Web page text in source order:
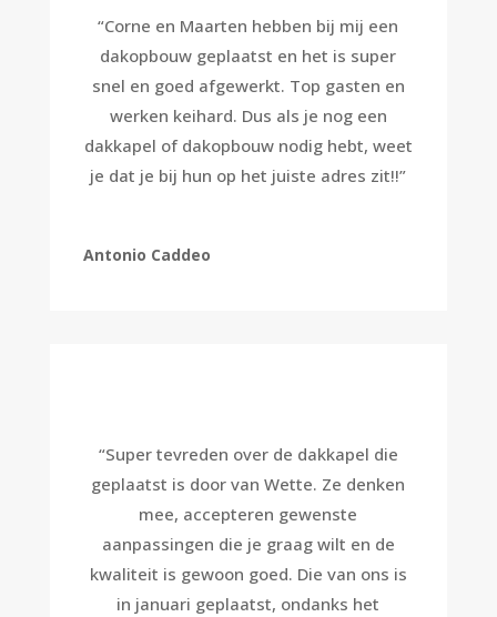
“Corne en Maarten hebben bij mij een
dakopbouw geplaatst en het is super
snel en goed afgewerkt. Top gasten en
werken keihard. Dus als je nog een
dakkapel of dakopbouw nodig hebt, weet
je dat je bij hun op het juiste adres zit!!”
Antonio Caddeo
“Super tevreden over de dakkapel die
geplaatst is door van Wette. Ze denken
mee, accepteren gewenste
aanpassingen die je graag wilt en de
kwaliteit is gewoon goed. Die van ons is
in januari geplaatst, ondanks het